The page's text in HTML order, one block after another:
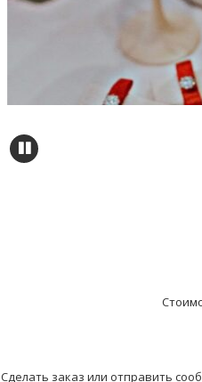
Сделать заказ или отправить